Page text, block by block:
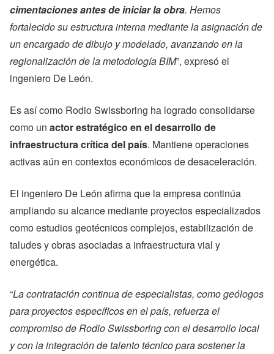
cimentaciones antes de iniciar la obra. Hemos
fortalecido su estructura interna mediante la asignación de
un encargado de dibujo y modelado, avanzando en la
regionalización de la metodología BIM”, expresó el
ingeniero De León.
Es así como Rodio Swissboring ha logrado consolidarse
como un actor estratégico en el desarrollo de
infraestructura crítica del país. Mantiene operaciones
activas aún en contextos económicos de desaceleración.
El ingeniero De León afirma que la empresa continúa
ampliando su alcance mediante proyectos especializados
como estudios geotécnicos complejos, estabilización de
taludes y obras asociadas a infraestructura vial y
energética.
“La contratación continua de especialistas, como geólogos
para proyectos específicos en el país, refuerza el
compromiso de Rodio Swissboring con el desarrollo local
y con la integración de talento técnico para sostener la